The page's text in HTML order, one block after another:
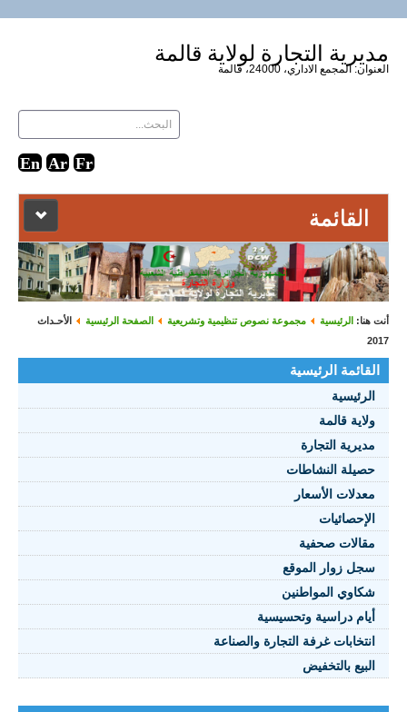
مديرية التجارة لولاية قالمة
العنوان: المجمع الاداري، 24000، قالمة
القائمة
الرئيسية
إتصل بنا
الأحـداث 2021
النصوص 2021
FRANÇAIS
أنت هنا: الرئيسية مجموعة نصوص تنظيمية وتشريعية الصفحة الرئيسية
الأحـداث
2017
القائمة الرئيسية
الرئيسية
ولاية قالمة
مديرية التجارة
حصيلة النشاطات
معدلات الأسعار
الإحصائيات
مقالات صحفية
سجل زوار الموقع
شكاوي المواطنين
أيام دراسية وتحسيسية
انتخابات غرفة التجارة والصناعة
البيع بالتخفيض